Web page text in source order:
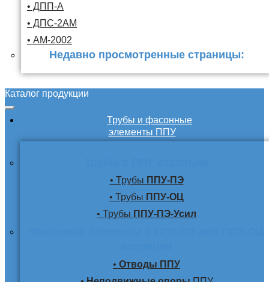
• ДПП-А
• ДПС-2АМ
• АМ-2002
Недавно просмотренные страницы:
Каталог продукции
Трубы и фасонные
элементы ППУ
• Трубы ППУ-ПЭ
• Трубы ППУ-ОЦ
• Трубы ППУ-ПЭ-Усил
• Отводы ППУ